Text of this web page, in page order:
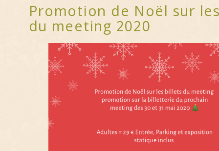
Promotion de Noël sur
du meeting 2020